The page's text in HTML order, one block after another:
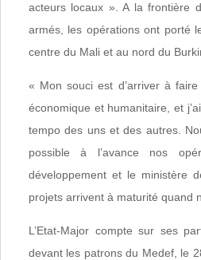
acteurs locaux ». A la frontière
armés, les opérations ont porté
centre du Mali et au nord du
« Mon souci est d’arriver à
économique et humanitaire, et
tempo des uns et des autres.
possible à l’avance nos
développement et le ministère
projets arrivent à maturité quand
L’Etat-Major compte sur ses
devant les patrons du Medef, le